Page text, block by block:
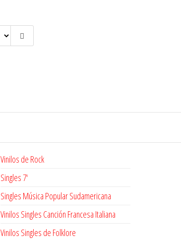
Vinilos de Rock
Singles 7'
Singles Música Popular Sudamericana
Vinilos Singles Canción Francesa Italiana
Vinilos Singles de Folklore